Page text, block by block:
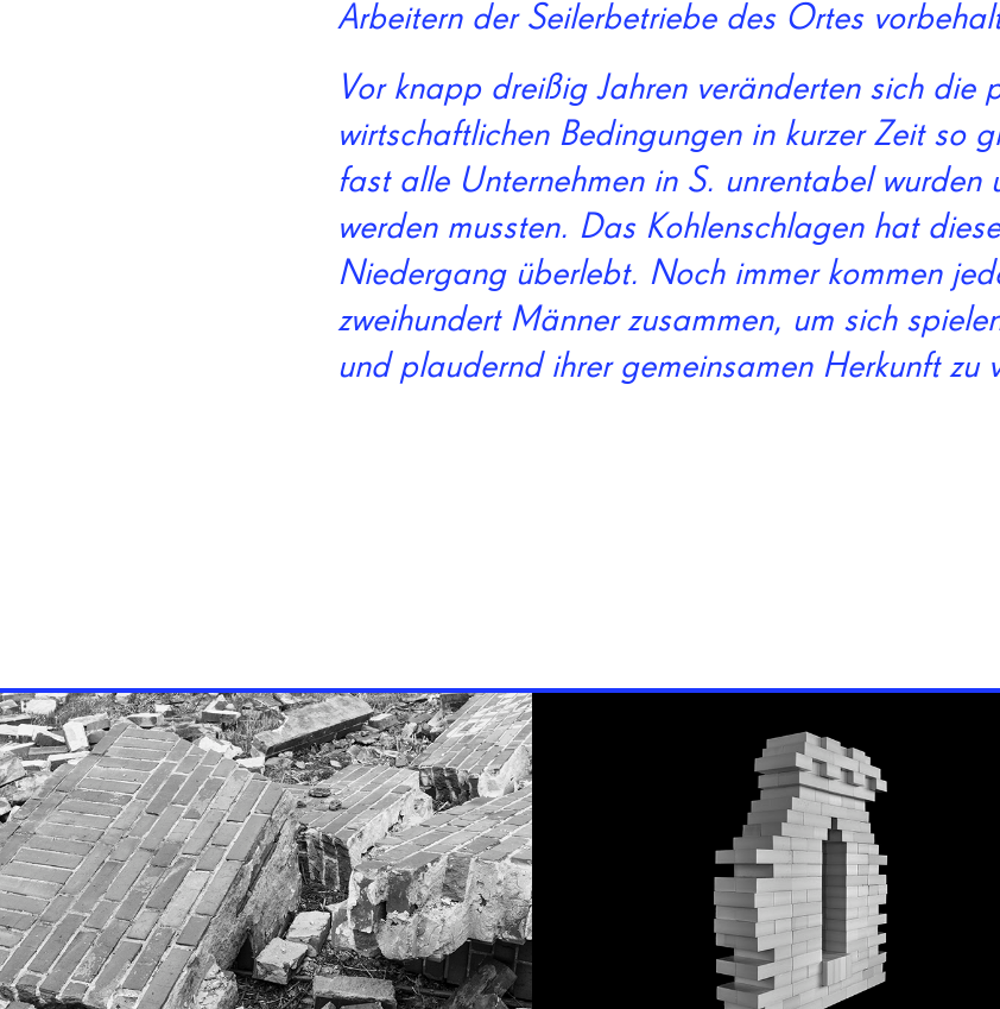
Arbeitern der Seilerbetriebe des Ortes
Vor knapp dreißig Jahren veränderten sich die
wirtschaftlichen Bedingungen in kurzer Zeit so
fast alle Unternehmen in S. unrentabel wurden
werden mussten. Das Kohlenschlagen hat
Niedergang überlebt. Noch immer kommen
zweihundert Männer zusammen, um sich
und plaudernd ihrer gemeinsamen Herkunft zu